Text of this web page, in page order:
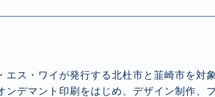
エス・ワイが発行する北杜市と韮崎市を対
ンデマント印刷をはじめ、デザイン制作、